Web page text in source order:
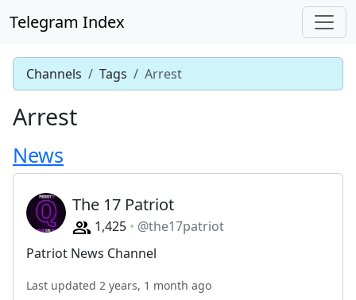
Telegram Index
Channels Tags Arrest
Arrest
News
The 17 Patriot
1,425
@the17patriot
Patriot News Channel
Last updated 2 years, 1 month ago